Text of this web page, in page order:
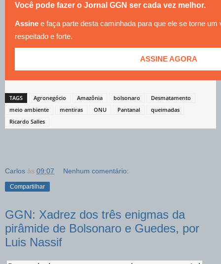
Você pode fazer o Jornal GGN ser cada vez melhor.
Assine e faça parte desta caminhada para que ele se torne
respeitado e forte.
ASSINE AGORA
TAGS Agronegócio Amazônia bolsonaro
Desmatamento
meio ambiente
mentiras ONU Pantanal
queimadas
Ricardo Salles
Carlos às 09:07 Nenhum comentário:
Compartilhar
GGN: Xadrez dos três enigmas da
pirâmide de Bolsonaro e Guedes, por
Luis Nassif